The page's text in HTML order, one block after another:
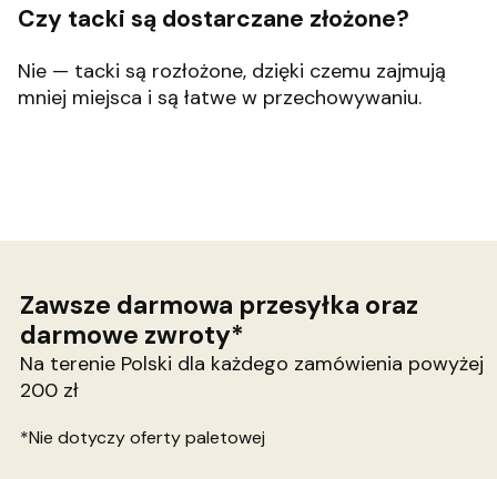
Czy tacki są dostarczane złożone?
Nie — tacki są rozłożone, dzięki czemu zajmują
mniej miejsca i są łatwe w przechowywaniu.
Zawsze darmowa przesyłka oraz
darmowe zwroty*
Na terenie Polski dla każdego zamówienia powyżej
200 zł
*Nie dotyczy oferty paletowej